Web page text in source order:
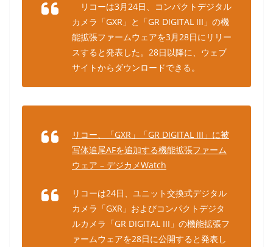
リコーは3月24日、コンパクトデジタル
カメラ「GXR」と「GR DIGITAL III」の機
能拡張ファームウェアを3月28日にリリー
スすると発表した。28日以降に、ウェブ
サイトからダウンロードできる。
リコー、「GXR」「GR DIGITAL III」に被
写体追尾AFを追加する機能拡張ファーム
ウェア – デジカメWatch
リコーは24日、ユニット交換式デジタル
カメラ「GXR」およびコンパクトデジタ
ルカメラ「GR DIGITAL III」の機能拡張フ
ァームウェアを28日に公開すると発表し